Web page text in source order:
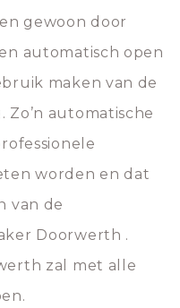
gewoon door
automatisch open
maken van de
automatische
worden en dat
van de
Doorwerth .
zal met alle